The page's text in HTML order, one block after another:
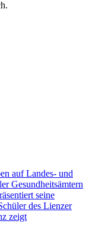
auf Landes- und
Gesundheitsämtern
seine
des Lienzer
zeigt